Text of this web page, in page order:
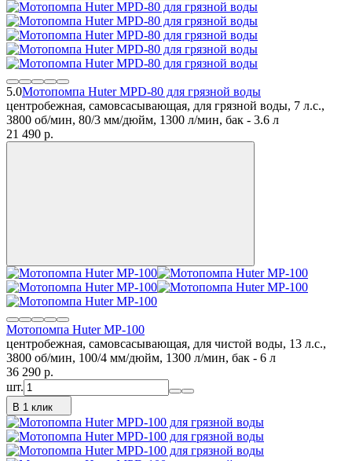
5.0Мотопомпа Huter MPD-80 для грязной воды
центробежная, самовсасывающая, для грязной воды, 7 л.с.,
3800 об/мин, 80/3 мм/дюйм, 1300 л/мин, бак - 3.6 л
21 490 p.
Мотопомпа Huter MP-100
центробежная, самовсасывающая, для чистой воды, 13 л.с.,
3800 об/мин, 100/4 мм/дюйм, 1300 л/мин, бак - 6 л
36 290 p.
шт.
В 1 клик